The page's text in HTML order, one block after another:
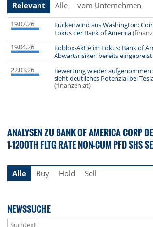
Relevant
Alle vom Unternehmen
19.07.26
Rückenwind aus Washington:
Fokus der Bank of America
19.04.26
Roblox-Aktie im Fokus: Bank of
Abwärtsrisiken bereits eingepreist
22.03.26
Bewertung wieder
sieht deutliches Potenzial bei
(finanzen.at)
ANALYSEN ZU BANK OF AMERICA CORP
1-1200TH FLTG RATE NON-CUM PFD SHS
Alle
Buy Hold Sell
NEWSSUCHE